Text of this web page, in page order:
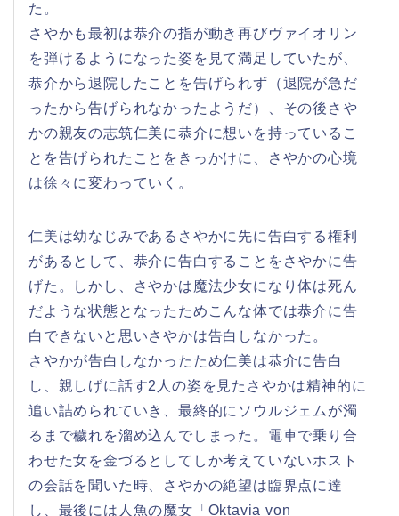
た。
さやかも最初は恭介の指が動き再びヴァイオリン
を弾けるようになった姿を見て満足していたが、
恭介から退院したことを告げられず（退院が急だ
ったから告げられなかったようだ）、その後さや
かの親友の志筑仁美に恭介に想いを持っているこ
とを告げられたことをきっかけに、さやかの心境
は徐々に変わっていく。
仁美は幼なじみであるさやかに先に告白する権利
があるとして、恭介に告白することをさやかに告
げた。しかし、さやかは魔法少女になり体は死ん
だような状態となったためこんな体では恭介に告
白できないと思いさやかは告白しなかった。
さやかが告白しなかったため仁美は恭介に告白
し、親しげに話す2人の姿を見たさやかは精神的に
追い詰められていき、最終的にソウルジェムが濁
るまで穢れを溜め込んでしまった。電車で乗り合
わせた女を金づるとしてしか考えていないホスト
の会話を聞いた時、さやかの絶望は臨界点に達
し、最後には人魚の魔女「Oktavia von